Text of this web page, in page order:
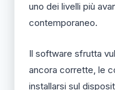
uno dei livelli più
contemporaneo.
Il software sfrutta
ancora corrette, le
installarsi sul